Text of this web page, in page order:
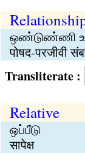
ஒண்டுண்ணி
पोषद-परजीवी
Transliterate :
Relative
ஒப்பீடு
सापेक्ष